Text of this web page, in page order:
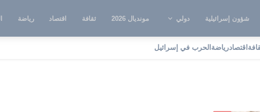
شؤون إسرائيلية دولي مونديال 2026 ثقافة اقتصاد رياضة
اقتصادرياضة الحرب في إسرائيلالمسيحيون